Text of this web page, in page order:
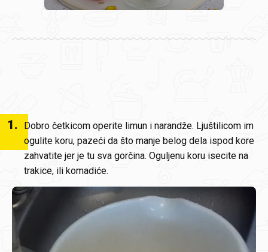
1.
Dobro četkicom operite limun i narandže. Ljuštilicom im
ogulite koru, pazeći da što manje belog dela ispod kore
zahvatite jer je tu sva gorčina. Oguljenu koru isecite na
trakice, ili komadiće.